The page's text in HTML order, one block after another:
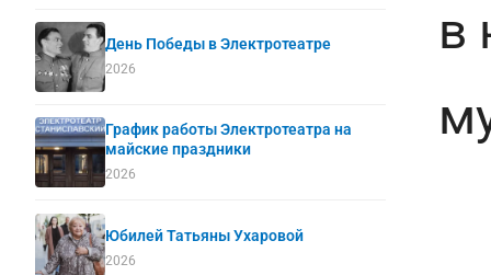
День Победы в Электротеатре
2026
График работы Электротеатра на
майские праздники
2026
Юбилей Татьяны Ухаровой
2026
в